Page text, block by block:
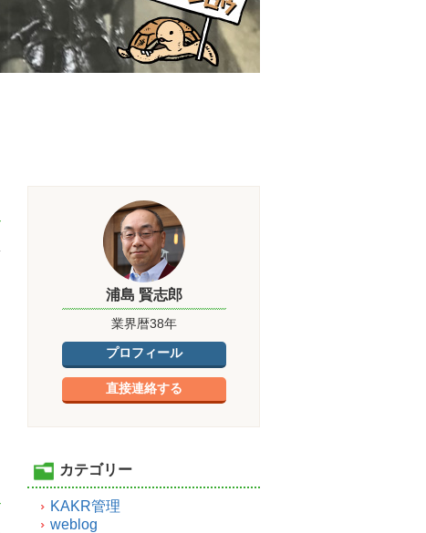
浦島 賢志郎
業界暦38年
プロフィール
直接連絡する
カテゴリー
KAKR管理
weblog